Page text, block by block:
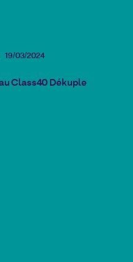
19/03/2024
Class40 Dékuple